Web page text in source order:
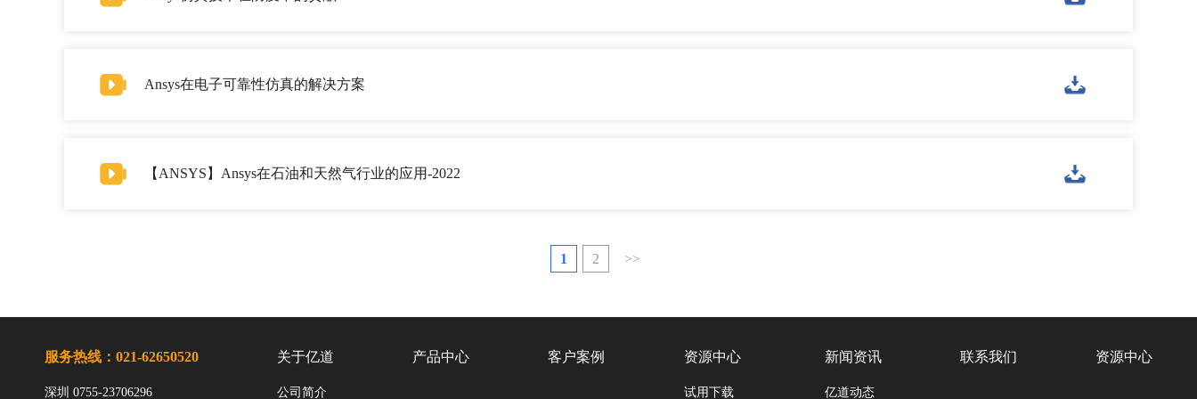
Ansys在电子可靠性仿真的解决方案
【ANSYS】Ansys在石油和天然气行业的应用-2022
1 2 >>
服务热线：021-62650520
深圳 0755-23706296
关于亿道
公司简介
产品中心 客户案例 资源中心
试用下载
新闻资讯
亿道动态
联系我们 资源中心